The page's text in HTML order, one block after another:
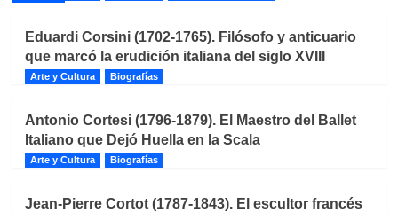
Eduardi Corsini (1702-1765). Filósofo y anticuario
que marcó la erudición italiana del siglo XVIII
Arte y Cultura Biografías
Antonio Cortesi (1796-1879). El Maestro del Ballet
Italiano que Dejó Huella en la Scala
Arte y Cultura Biografías
Jean-Pierre Cortot (1787-1843). El escultor francés